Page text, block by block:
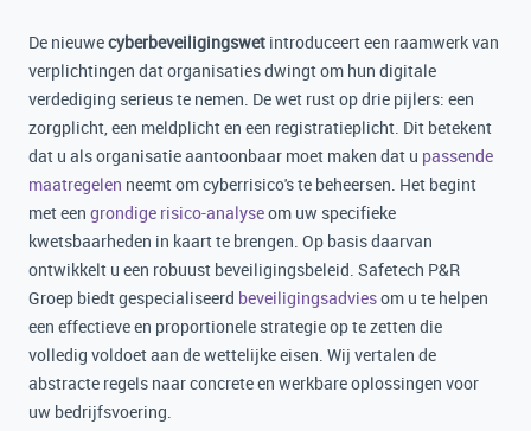
De nieuwecyberbeveiligingswet introduceert een raamwerk van
verplichtingen dat organisaties dwingt om hun digitale
verdediging serieus te nemen. De wet rust op drie pijlers: een
zorgplicht, een meldplicht en een registratieplicht. Dit betekent
dat u als organisatie aantoonbaar moet maken dat u passende
maatregelen neemt om cyberrisico's te beheersen. Het begint
met een grondige risico-analyseom uw specifieke
kwetsbaarheden in kaart te brengen. Op basis daarvan
ontwikkelt u een robuust beveiligingsbeleid. Safetech P&R
Groep biedt gespecialiseerd beveiligingsadviesom u te helpen
een effectieve en proportionele strategie op te zetten die
volledig voldoet aan de wettelijke eisen. Wij vertalen de
abstracte regels naar concrete en werkbare oplossingen voor
uw bedrijfsvoering.